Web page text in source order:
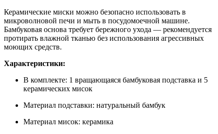
Керамические миски можно безопасно использовать в
микроволновой печи и мыть в посудомоечной машине.
Бамбуковая основа требует бережного ухода — рекомендуется
протирать влажной тканью без использования агрессивных
моющих средств.
Характеристики:
В комплекте: 1 вращающаяся бамбуковая подставка и 5
керамических мисок
Материал подставки: натуральный бамбук
Материал мисок: керамика